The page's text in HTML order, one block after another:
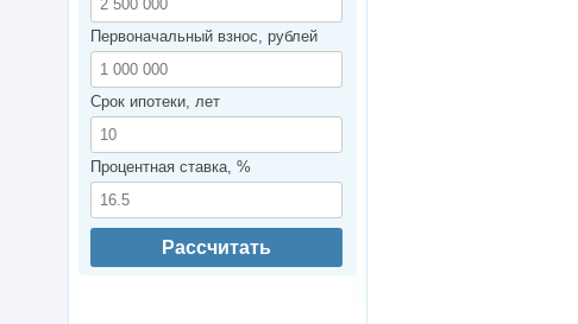
Первоначальный взнос, рублей
Срок ипотеки, лет
Процентная ставка, %
Рассчитать